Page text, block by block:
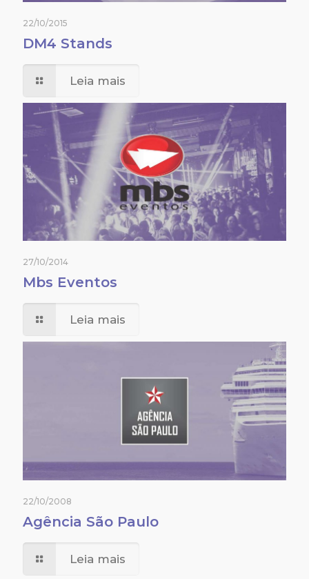
22/10/2015
DM4 Stands
Leia mais
27/10/2014
Mbs Eventos
Leia mais
22/10/2008
Agência São Paulo
Leia mais